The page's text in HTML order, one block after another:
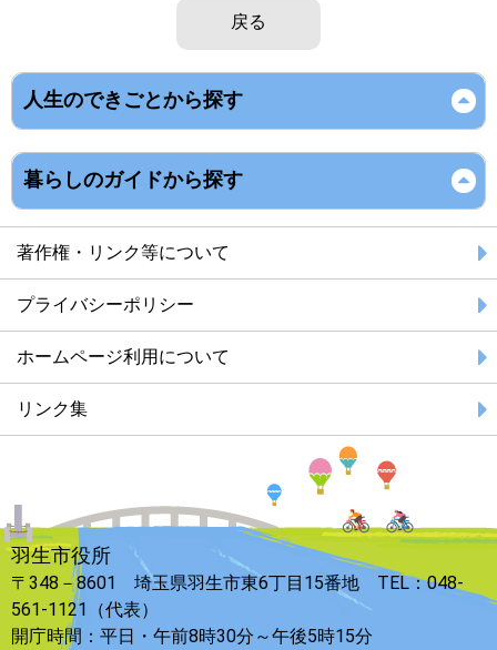
戻る
人生のできごとから探す
暮らしのガイドから探す
著作権・リンク等について
プライバシーポリシー
ホームページ利用について
リンク集
羽生市役所
〒348－8601 埼玉県羽生市東6丁目15番地 TEL：048-
561-1121（代表）
開庁時間：平日・午前8時30分～午後5時15分